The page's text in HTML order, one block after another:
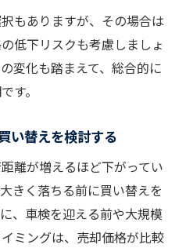
もありますが、その場合は
低下リスクも考慮しましょ
変化も踏まえて、総合的に
す。
い替えを検討する
離が増えるほど下がってい
きく落ちる前に買い替えを
、車検を迎える前や大規模
ミングは、売却価格が比較